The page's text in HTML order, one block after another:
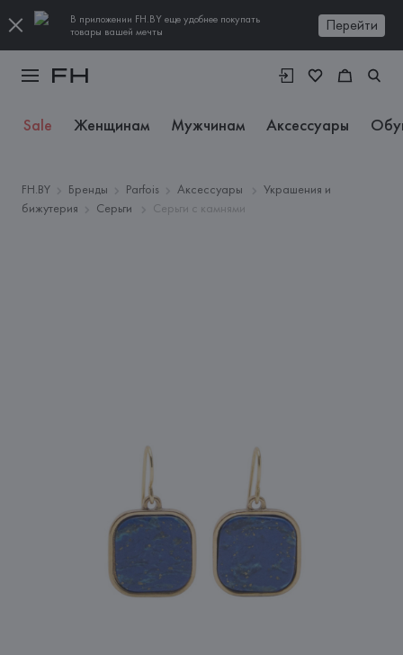
В приложении FH.BY еще удобнее покупать
товары вашей мечты
Перейти
Sale Женщинам Мужчинам Аксессуары
FH.BY Бренды Parfois Аксессуары
Украшения и
бижутерия
Серьги Серьги с камнями